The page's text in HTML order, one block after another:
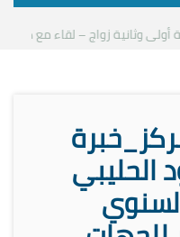
وثانية زواج – لقاء مع د.خالد
الحليبي